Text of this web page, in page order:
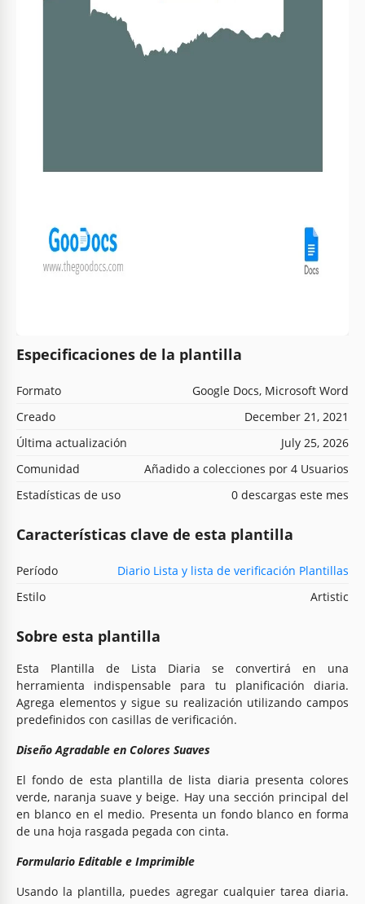
Especificaciones de la plantilla
Formato
Google Docs, Microsoft Word
Creado
December 21, 2021
Última actualización
July 25, 2026
Comunidad
Añadido a colecciones por 4 Usuarios
Estadísticas de uso
0 descargas este mes
Características clave de esta plantilla
Período
Diario Lista y lista de verificación Plantillas
Estilo
Artistic
Sobre esta plantilla
Esta Plantilla de Lista Diaria se convertirá en una
herramienta indispensable para tu planificación diaria.
Agrega elementos y sigue su realización utilizando campos
predefinidos con casillas de verificación.
Diseño Agradable en Colores Suaves
El fondo de esta plantilla de lista diaria presenta colores
verde, naranja suave y beige. Hay una sección principal del
en blanco en el medio. Presenta un fondo blanco en forma
de una hoja rasgada pegada con cinta.
Formulario Editable e Imprimible
Usando la plantilla, puedes agregar cualquier tarea diaria.